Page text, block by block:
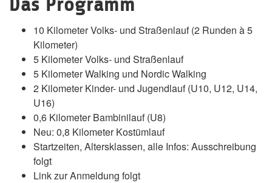
10 Kilometer Volks- und Straßenlauf (2 Runden à 5
Kilometer)
5 Kilometer Volks- und Straßenlauf
5 Kilometer Walking und Nordic Walking
2 Kilometer Kinder- und Jugendlauf (U10, U12, U14,
U16)
0,6 Kilometer Bambinilauf (U8)
Neu: 0,8 Kilometer Kostümlauf
Startzeiten, Altersklassen, alle Infos: Ausschreibung
folgt
Link zur Anmeldung folgt